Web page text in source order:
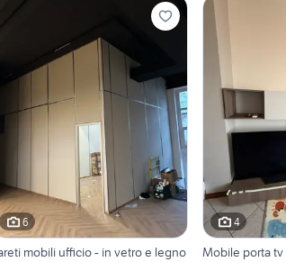
6
mobili ufficio - in vetro e legno
4
Mobile porta tv